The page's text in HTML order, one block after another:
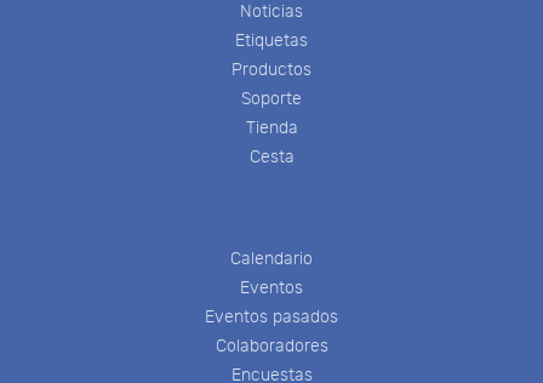
Noticias
Etiquetas
Productos
Soporte
Tienda
Cesta
Calendario
Eventos
Eventos pasados
Colaboradores
Encuestas